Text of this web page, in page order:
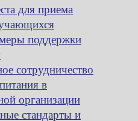
для приема
поддержки
сотрудничество
в
организации
стандарты и